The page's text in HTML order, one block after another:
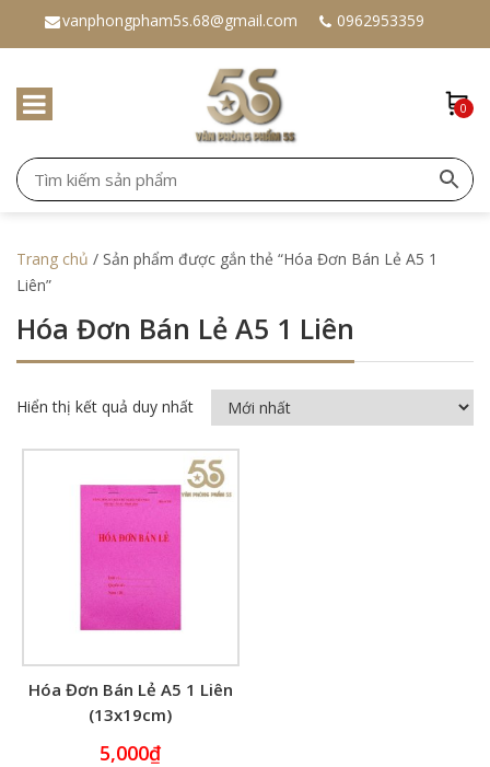
vanphongpham5s.68@gmail.com 0962953359
0
Trang chủ / Sản phẩm được gắn thẻ “Hóa Đơn Bán Lẻ A5 1
Liên”
Hóa Đơn Bán Lẻ A5 1 Liên
Hiển thị kết quả duy nhất
Hóa Đơn Bán Lẻ A5 1 Liên
(13x19cm)
5,000₫